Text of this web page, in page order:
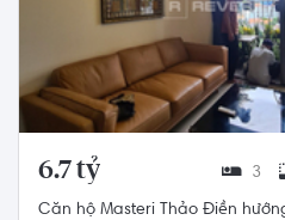
6.7 tỷ 3
Căn hộ Masteri Thảo Điền